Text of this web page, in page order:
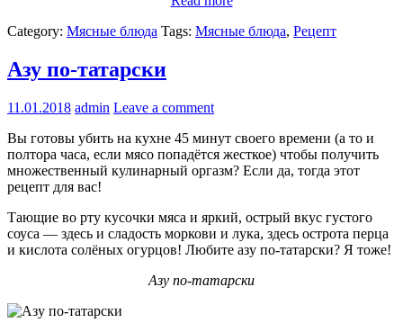
Category: Мясные блюда Tags: Мясные блюда, Рецепт
Азу по-татарски
11.01.2018 admin Leave a comment
Вы готовы убить на кухне 45 минут своего времени (а то и
полтора часа, если мясо попадётся жесткое) чтобы получить
множественный кулинарный оргазм? Если да, тогда этот
рецепт для вас!
Тающие во рту кусочки мяса и яркий, острый вкус густого
соуса — здесь и сладость моркови и лука, здесь острота перца
и кислота солёных огурцов! Любите азу по-татарски? Я тоже!
Азу по-татарски